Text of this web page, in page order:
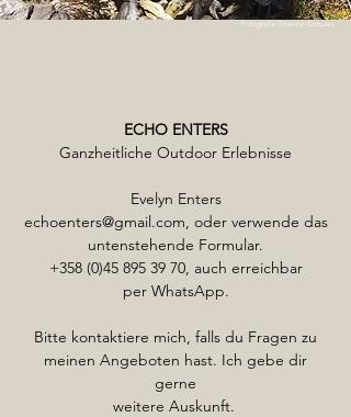
Fotografie Etienne Crouzet
ECHO ENTERS
Ganzheitliche Outdoor Erlebnisse
Evelyn Enters
echoenters@gmail.com, oder verwende das
untenstehende Formular.
+358 (0)45 895 39 70, auch erreichbar
per WhatsApp.
Bitte kontaktiere mich, falls du Fragen zu
meinen Angeboten hast. Ich gebe dir
gerne
weitere Auskunft.